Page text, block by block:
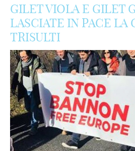
GILET VIOLA E GILET
LASCIATE IN PACE LA
TRISULTI